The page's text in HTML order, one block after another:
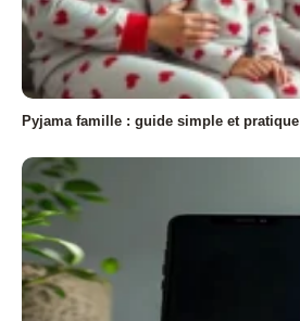
Pyjama famille : guide simple et pratique